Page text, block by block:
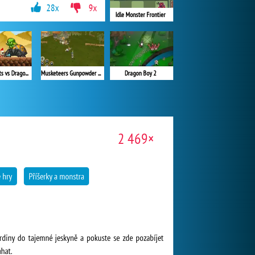
Idle Monster Frontier
Dragon Boy 2
Clicker Knights vs Dragons Musketeers Gunpowder vs Steel
28x 9x
2 469×
hry Příšerky a monstra
do tajemné jeskyně a pokuste se zde pozabíjet